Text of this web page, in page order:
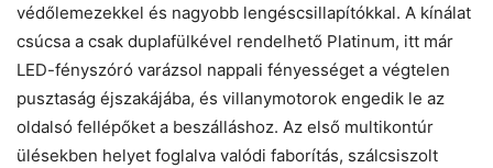
védőlemezekkel és nagyobb lengéscsillapítókkal. A kínálat
csúcsa a csak duplafülkével rendelhető Platinum, itt már
LED-fényszóró varázsol nappali fényességet a végtelen
pusztaság éjszakájába, és villanymotorok engedik le az
oldalsó fellépőket a beszálláshoz. Az első multikontúr
ülésekben helyet foglalva valódi faborítás, szálcsiszolt